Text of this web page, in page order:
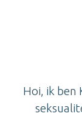
Hoi, ik